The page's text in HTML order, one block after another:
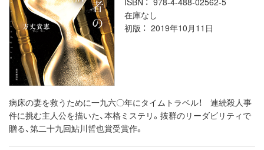
在庫なし
初版
2019年10月11日
病床の妻を救うために一九六〇年にタイムトラベル！ 連続殺人事
件に挑む主人公を描いた、本格ミステリ。抜群のリーダビリティで
贈る、第二十九回鮎川哲也賞受賞作。